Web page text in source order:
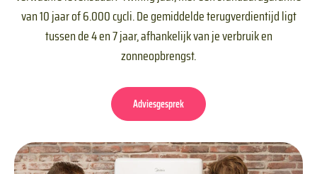
van 10 jaar of 6.000 cycli. De gemiddelde terugverdientijd ligt
tussen de 4 en 7 jaar, afhankelijk van je verbruik en
zonneopbrengst.
Adviesgesprek